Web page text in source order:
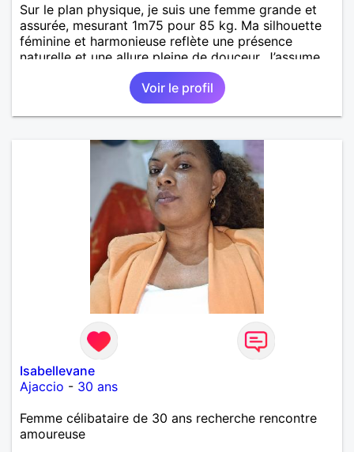
Sur le plan physique, je suis une femme grande et
assurée, mesurant 1m75 pour 85 kg. Ma silhouette
féminine et harmonieuse reflète une présence
naturelle et une allure pleine de douceur. J’assume
mes formes avec confiance, et je prends soin de
moi avec simplicité et élégance. Mon apparence,
tout comme ma personnalité, exprime une femme
authentique, mature et bien dans sa peau.
Voir le profil
Isabellevane
Ajaccio - 30 ans
Femme célibataire de 30 ans recherche rencontre
amoureuse